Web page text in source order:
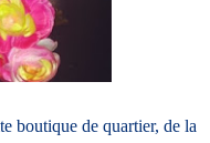
boutique de quartier, de la